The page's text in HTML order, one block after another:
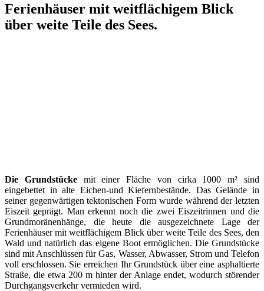
Ferienhäuser mit weitflächigem Blick
über weite Teile des Sees.
Die Grundstückemit einer Fläche von cirka 1000 m² sind
eingebettet in alte Eichen-und Kiefernbestände. Das Gelände in
seiner gegenwärtigen tektonischen Form wurde während der letzten
Eiszeit geprägt. Man erkennt noch die zwei Eiszeitrinnen und die
Grundmoränenhänge, die heute die ausgezeichnete Lage der
Ferienhäuser mit weitflächigem Blick über weite Teile des Sees, den
Wald und natürlich das eigene Boot ermöglichen. Die Grundstücke
sind mit Anschlüssen für Gas, Wasser, Abwasser, Strom und Telefon
voll erschlossen. Sie erreichen Ihr Grundstück über eine asphaltierte
Straße, die etwa 200 m hinter der Anlage endet, wodurch störender
Durchgangsverkehr vermieden wird.